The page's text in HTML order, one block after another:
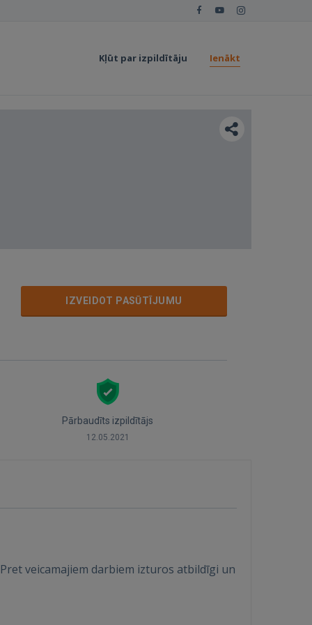
Kļūt par izpildītāju Ienākt
IZVEIDOT PASŪTĪJUMU
Pārbaudīts izpildītājs
12.05.2021
veicamajiem darbiem izturos atbildīgi un